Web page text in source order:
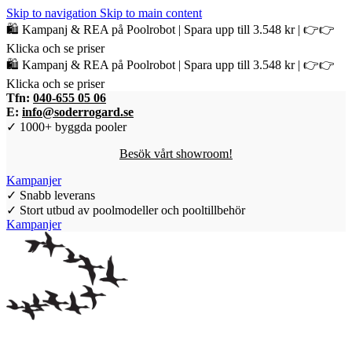
Skip to navigation Skip to main content
🛍️ Kampanj & REA på Poolrobot | Spara upp till 3.548 kr | 👉👉
Klicka och se priser
🛍️ Kampanj & REA på Poolrobot | Spara upp till 3.548 kr | 👉👉
Klicka och se priser
Tfn: 040-655 05 06
E: info@soderrogard.se
✓ 1000+ byggda pooler
Besök vårt showroom!
Kampanjer
✓ Snabb leverans
✓ Stort utbud av poolmodeller och pooltillbehör
Kampanjer